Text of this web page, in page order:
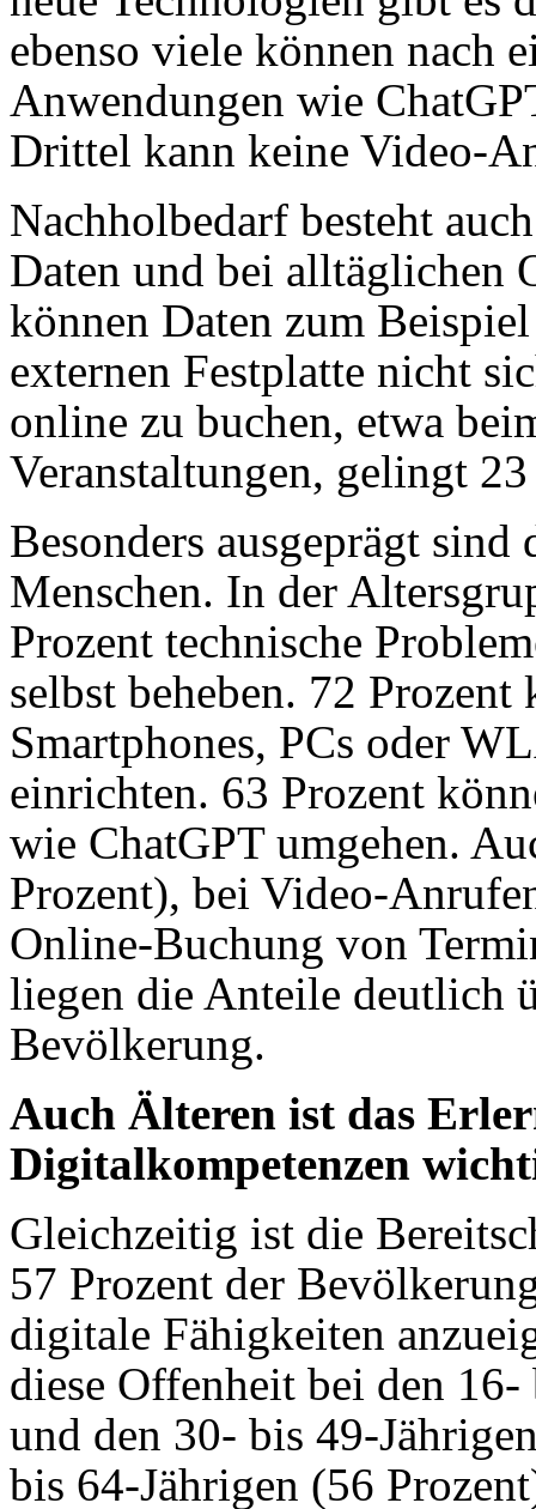
ebenso viele können nach
Anwendungen wie
Drittel kann keine Video-
Nachholbedarf besteht
Daten und bei alltäglichen
können Daten zum
externen Festplatte nicht
online zu buchen, etwa
Veranstaltungen, gelingt
Besonders ausgeprägt
Menschen. In der
Prozent technische
selbst beheben. 72
Smartphones, PCs oder
einrichten. 63 Prozent
wie ChatGPT umgehen.
Prozent), bei Video-
Online-Buchung von
liegen die Anteile deutlich
Bevölkerung.
Auch Älteren ist das
Digitalkompetenzen
Gleichzeitig ist die
57 Prozent der
digitale Fähigkeiten
diese Offenheit bei den
und den 30- bis 49-
bis 64-Jährigen (56